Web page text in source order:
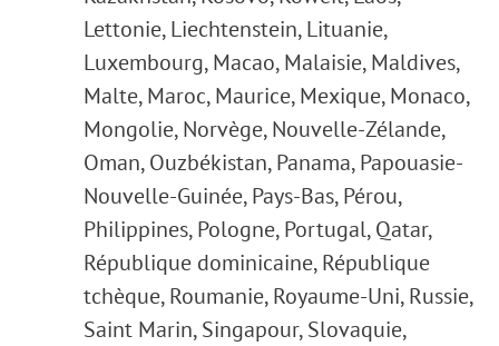
Lettonie, Liechtenstein, Lituanie,
Luxembourg, Macao, Malaisie, Maldives,
Malte, Maroc, Maurice, Mexique, Monaco,
Mongolie, Norvège, Nouvelle-Zélande,
Oman, Ouzbékistan, Panama, Papouasie-
Nouvelle-Guinée, Pays-Bas, Pérou,
Philippines, Pologne, Portugal, Qatar,
République dominicaine, République
tchèque, Roumanie, Royaume-Uni, Russie,
Saint Marin, Singapour, Slovaquie,